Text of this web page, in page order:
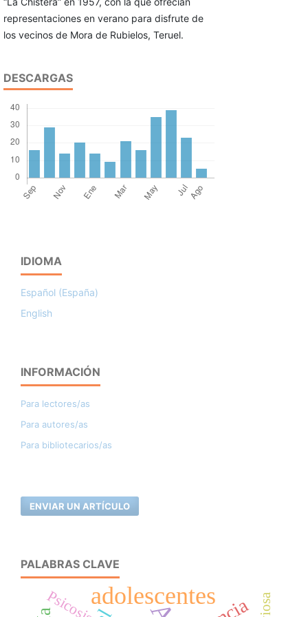
representaciones en verano para disfrute de
los vecinos de Mora de Rubielos, Teruel.
DESCARGAS
IDIOMA
Español (España)
English
INFORMACIÓN
Para lectores/as
Para autores/as
Para bibliotecarios/as
ENVIAR UN ARTÍCULO
PALABRAS CLAVE
adolescentes
Psicosis